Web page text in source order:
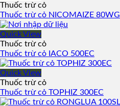
Thuốc trừ cỏ
Thuốc trừ cỏ NICOMAIZE 80WG
Quick View
Thuốc trừ cỏ
Thuốc trừ cỏ IACO 500EC
Quick View
Thuốc trừ cỏ
Thuốc trừ cỏ TOPHIZ 300EC